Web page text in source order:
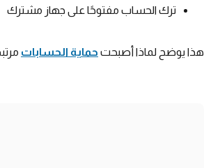
ترك الحساب مفتوحًا على جهاز مشترك
هذا يوضح لماذا أصبحت حماية الحسابات